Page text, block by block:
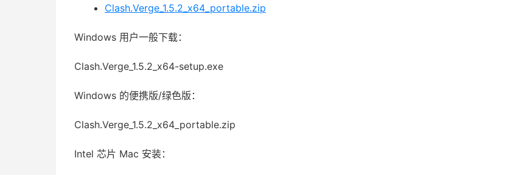
Clash.Verge_1.5.2_x64_portable.zip
Windows 用户一般下载：
Clash.Verge_1.5.2_x64-setup.exe
Windows 的便携版/绿色版：
Clash.Verge_1.5.2_x64_portable.zip
Intel 芯片 Mac 安装：